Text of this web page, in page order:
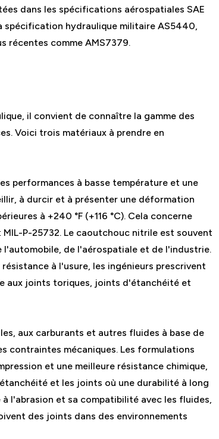
dans les spécifications aérospatiales SAE
spécification hydraulique militaire AS5440,
récentes comme AMS7379.
il convient de connaître la gamme des
Voici trois matériaux à prendre en
performances à basse température et une
à durcir et à présenter une déformation
à +240 °F (+116 °C). Cela concerne
P-25732. Le caoutchouc nitrile est souvent
de l'aérospatiale et de l'industrie.
à l'usure, les ingénieurs prescrivent
aux joints toriques, joints d'étanchéité et
aux carburants et autres fluides à base de
contraintes mécaniques. Les formulations
et une meilleure résistance chimique,
et les joints où une durabilité à long
l'abrasion et sa compatibilité avec les fluides,
des joints dans des environnements